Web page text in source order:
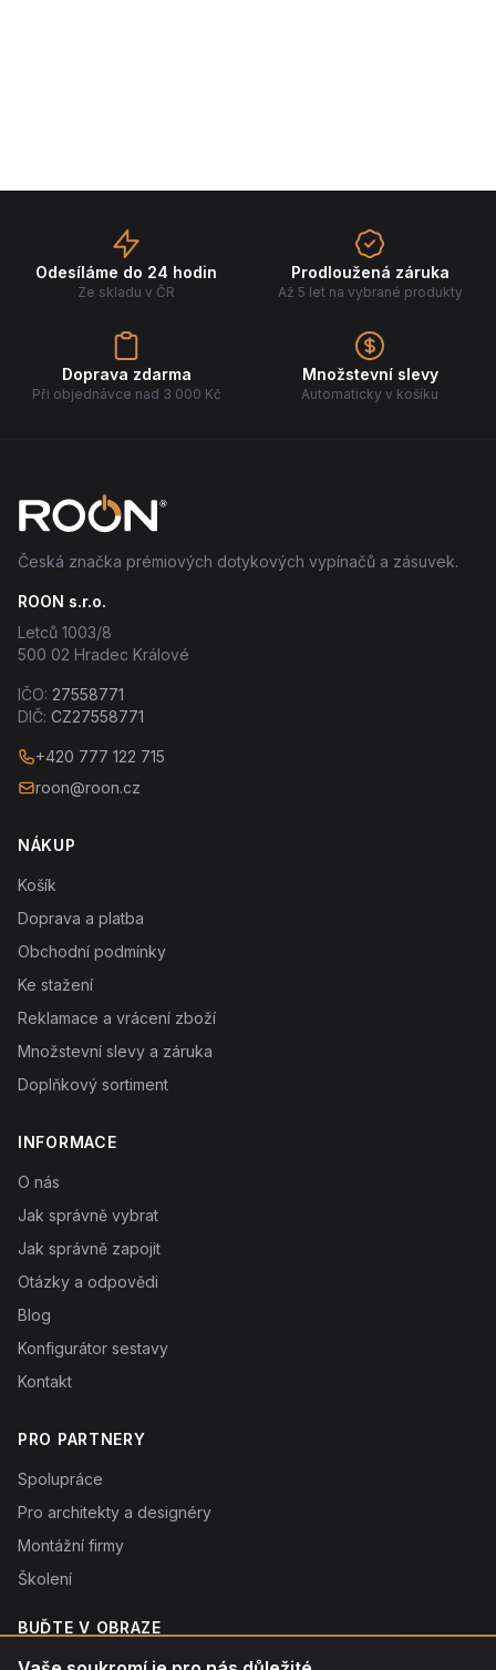
Odesíláme do 24 hodin
Ze skladu v ČR
Prodloužená záruka
Až 5 let na vybrané produkty
Doprava zdarma
Při objednávce nad 3 000 Kč
Množstevní slevy
Automaticky v košíku
Česká značka prémiových dotykových vypínačů a zásuvek.
ROON s.r.o.
Letců 1003/8
500 02 Hradec Králové
IČO: 27558771
DIČ: CZ27558771
+420 777 122 715
roon@roon.cz
NÁKUP
Košík
Doprava a platba
Obchodní podmínky
Ke stažení
Reklamace a vrácení zboží
Množstevní slevy a záruka
Doplňkový sortiment
INFORMACE
O nás
Jak správně vybrat
Jak správně zapojit
Otázky a odpovědi
Blog
Konfigurátor sestavy
Kontakt
PRO PARTNERY
Spolupráce
Pro architekty a designéry
Montážní firmy
Školení
BUĎTE V OBRAZE
Novinky o produktech, tipy a slevy. Typicky 1× týdně.